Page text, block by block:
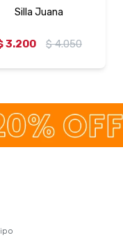
Silla Juana
3.200 $ 4.050